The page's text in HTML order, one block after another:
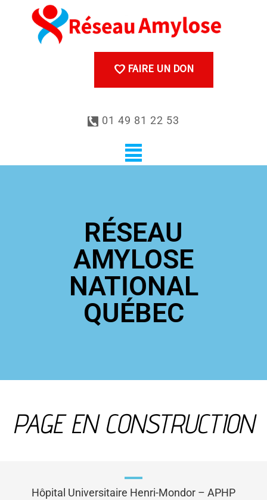
FAIRE UN DON
01 49 81 22 53
RÉSEAU
AMYLOSE
NATIONAL
QUÉBEC
PAGE EN CONSTRUCTION
Hôpital Universitaire Henri-Mondor – APHP